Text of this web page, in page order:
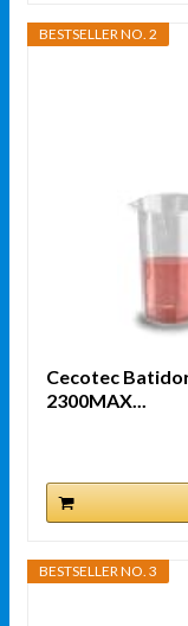
BESTSELLER NO. 2
Cecotec
2300MAX...
BESTSELLER NO. 3